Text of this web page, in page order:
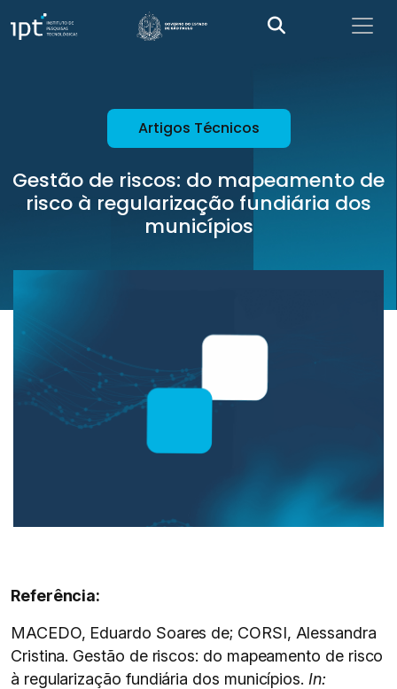
Artigos Técnicos
Gestão de riscos: do mapeamento de
risco à regularização fundiária dos
municípios
Referência:
MACEDO, Eduardo Soares de; CORSI, Alessandra
Cristina. Gestão de riscos: do mapeamento de risco
à regularização fundiária dos municípios. In: